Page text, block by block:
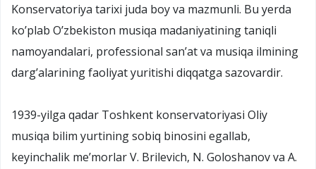
Konservatoriya tarixi juda boy va mazmunli. Bu yerda
ko’plab O’zbekiston musiqa madaniyatining taniqli
namoyandalari, professional san’at va musiqa ilmining
darg’alarining faoliyat yuritishi diqqatga sazovardir.
1939-yilga qadar Toshkent konservatoriyasi Oliy
musiqa bilim yurtining sobiq binosini egallab,
keyinchalik meʼmorlar V. Brilevich, N. Goloshanov va A.